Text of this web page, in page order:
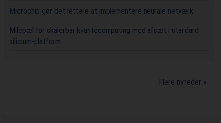
Microchip gør det lettere at implementere neurale netværk
Milepæl for skalerbar kvantecomputing med afsæt i standard
silicium-platform
Flere nyheder »